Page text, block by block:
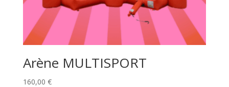
Arène MULTISPORT
160,00 €